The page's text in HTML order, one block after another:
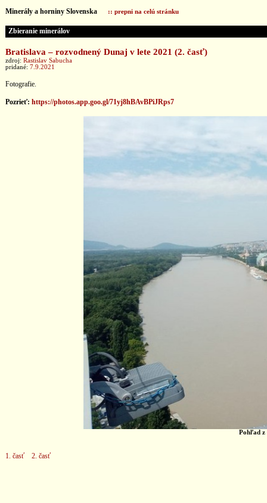
Minerály a horniny Slovenska :: prepni na celú stránku
Zbieranie minerálov
Bratislava – rozvodnený Dunaj v lete 2021 (2. časť)
zdroj: Rastislav Sabucha
pridané: 7.9.2021
Fotografie.
Pozrieť: https://photos.app.goo.gl/71yj8hBAvBPiJRps7
Pohľad z
1. časť 2. časť